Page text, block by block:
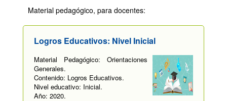
Material pedagógico, para docentes:
Logros Educativos: Nivel Inicial
Material Pedagógico: Orientaciones
Generales.
Contenido: Logros Educativos.
Nivel educativo: Inicial.
Año: 2020.